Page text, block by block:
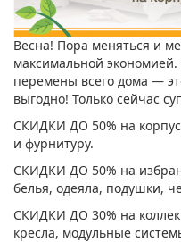
Весна! Пора меняться и
максимальной
перемены всего дома —
выгодно! Только сейчас
СКИДКИ ДО 50% на
и фурнитуру.
СКИДКИ ДО 50% на
белья, одеяла, подушки,
СКИДКИ ДО 30% на
кресла, модульные